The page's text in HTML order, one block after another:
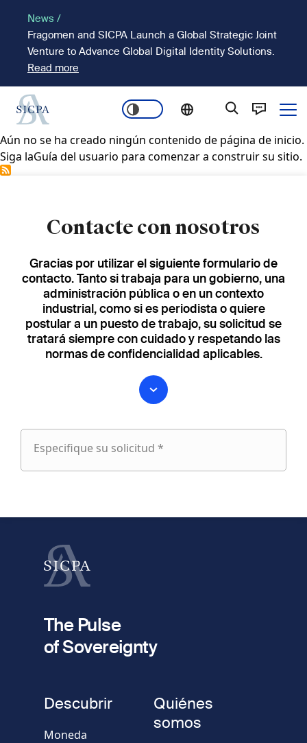
contenido
principal
News /
Fragomen and SICPA Launch a Global Strategic Joint
Venture to Advance Global Digital Identity Solutions.
Read more
Main
navigation
Aún no se ha creado ningún contenido de página de inicio.
Siga laGuía del usuario para comenzar a construir su sitio.
Contacte con nosotros
Gracias por utilizar el siguiente formulario de
contacto. Tanto si trabaja para un gobierno, una
administración pública o en un contexto
industrial, como si es periodista o quiere
postular a un puesto de trabajo, su solicitud se
tratará siempre con cuidado y respetando las
normas de confidencialidad aplicables.
Especifique su solicitud *
Especifique
Apellido
fieldset
teléfono
The Pulse
of Sovereignty
Descubrir
Moneda
Quiénes
somos